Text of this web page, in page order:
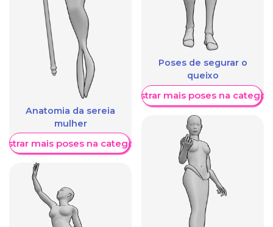
Anatomia da sereia
mulher
mais poses na categoria
Poses de segurar o
queixo
Mostrar mais poses na